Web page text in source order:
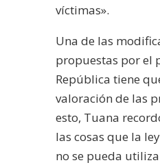
víctimas».
Una de las
propuestas por el
República tiene
valoración de las
esto, Tuana
las cosas que la
no se pueda